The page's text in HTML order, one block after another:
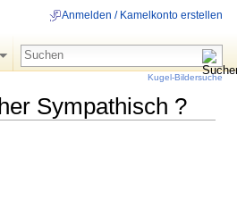
Sympathisch ?
Anmelden / Kamelkonto erstellen
Kugel-Bildersuche